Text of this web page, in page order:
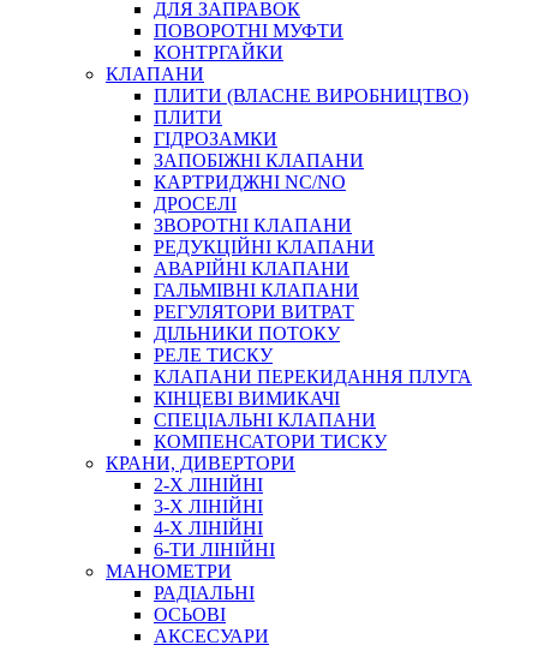
КОНЕКТОРИ
ХОМУТИ
ЧЕРВ`ЯЧНІ
ПРУЖИННІ
НЕЙЛОНОВІ
ПРОРЕЗИНЕНІ
АВТОТОВАРИ
АВТОХІМІЯ
ДЛЯ ЗАПРАВОК
ПОВОРОТНІ МУФТИ
КОНТРГАЙКИ
КЛАПАНИ
ПЛИТИ (ВЛАСНЕ ВИРОБНИЦТВО)
ПЛИТИ
ГІДРОЗАМКИ
ЗАПОБІЖНІ КЛАПАНИ
КАРТРИДЖНІ NC/NO
ДРОСЕЛІ
ЗВОРОТНІ КЛАПАНИ
РЕДУКЦІЙНІ КЛАПАНИ
АВАРІЙНІ КЛАПАНИ
ГАЛЬМІВНІ КЛАПАНИ
РЕГУЛЯТОРИ ВИТРАТ
ДІЛЬНИКИ ПОТОКУ
РЕЛЕ ТИСКУ
КЛАПАНИ ПЕРЕКИДАННЯ ПЛУГА
КІНЦЕВІ ВИМИКАЧІ
СПЕЦІАЛЬНІ КЛАПАНИ
КОМПЕНСАТОРИ ТИСКУ
КРАНИ, ДИВЕРТОРИ
2-Х ЛІНІЙНІ
3-Х ЛІНІЙНІ
4-Х ЛІНІЙНІ
6-ТИ ЛІНІЙНІ
МАНОМЕТРИ
РАДІАЛЬНІ
ОСЬОВІ
АКСЕСУАРИ